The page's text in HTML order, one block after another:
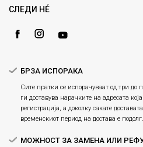
Gift Card
Замена и рефундација на
СЛЕДИ НÉ
БРЗА ИСПОРАКА
Сите пратки се испорачуваат од три до
ги доставува нарачките на адресата
регистрација, а доколку сакате
временскиот период на достава е подолг.
МОЖНОСТ ЗА ЗАМЕНА ИЛИ